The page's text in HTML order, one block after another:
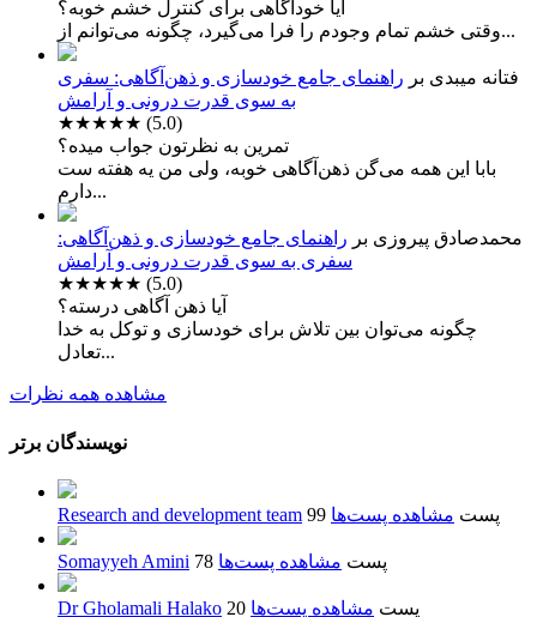
آیا خوداگاهی برای کنترل خشم خوبه؟
وقتی خشم تمام وجودم را فرا می‌گیرد، چگونه می‌توانم از...
فتانه میبدی بر راهنمای جامع خودسازی و ذهن‌آگاهی: سفری
به سوی قدرت درونی و آرامش
★★★★★ (5.0)
تمرین به نظرتون جواب میده؟
بابا این همه می‌گن ذهن‌آگاهی خوبه، ولی من یه هفته ست
دارم...
محمدصادق پیروزی بر راهنمای جامع خودسازی و ذهن‌آگاهی:
سفری به سوی قدرت درونی و آرامش
★★★★★ (5.0)
آیا ذهن آگاهی درسته؟
چگونه می‌توان بین تلاش برای خودسازی و توکل به خدا
تعادل...
مشاهده همه نظرات
نویسندگان برتر
Research and development team 99 پست مشاهده پست‌ها
Somayyeh Amini 78 پست مشاهده پست‌ها
Dr Gholamali Halako 20 پست مشاهده پست‌ها